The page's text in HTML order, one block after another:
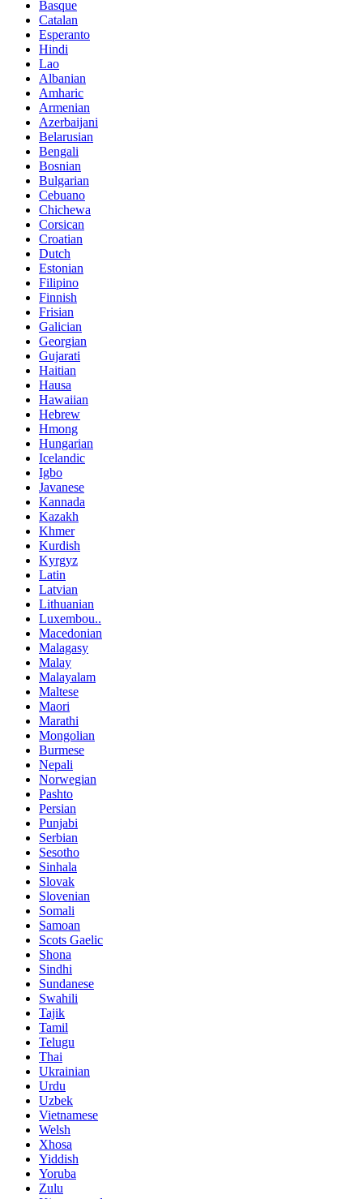
Basque
Catalan
Esperanto
Hindi
Lao
Albanian
Amharic
Armenian
Azerbaijani
Belarusian
Bengali
Bosnian
Bulgarian
Cebuano
Chichewa
Corsican
Croatian
Dutch
Estonian
Filipino
Finnish
Frisian
Galician
Georgian
Gujarati
Haitian
Hausa
Hawaiian
Hebrew
Hmong
Hungarian
Icelandic
Igbo
Javanese
Kannada
Kazakh
Khmer
Kurdish
Kyrgyz
Latin
Latvian
Lithuanian
Luxembou..
Macedonian
Malagasy
Malay
Malayalam
Maltese
Maori
Marathi
Mongolian
Burmese
Nepali
Norwegian
Pashto
Persian
Punjabi
Serbian
Sesotho
Sinhala
Slovak
Slovenian
Somali
Samoan
Scots Gaelic
Shona
Sindhi
Sundanese
Swahili
Tajik
Tamil
Telugu
Thai
Ukrainian
Urdu
Uzbek
Vietnamese
Welsh
Xhosa
Yiddish
Yoruba
Zulu